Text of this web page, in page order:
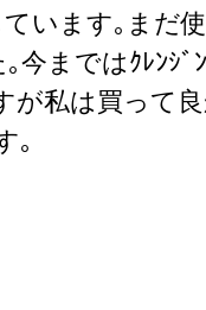
います｡まだ
今まではｸﾚﾝｼ
が私は買って
｡